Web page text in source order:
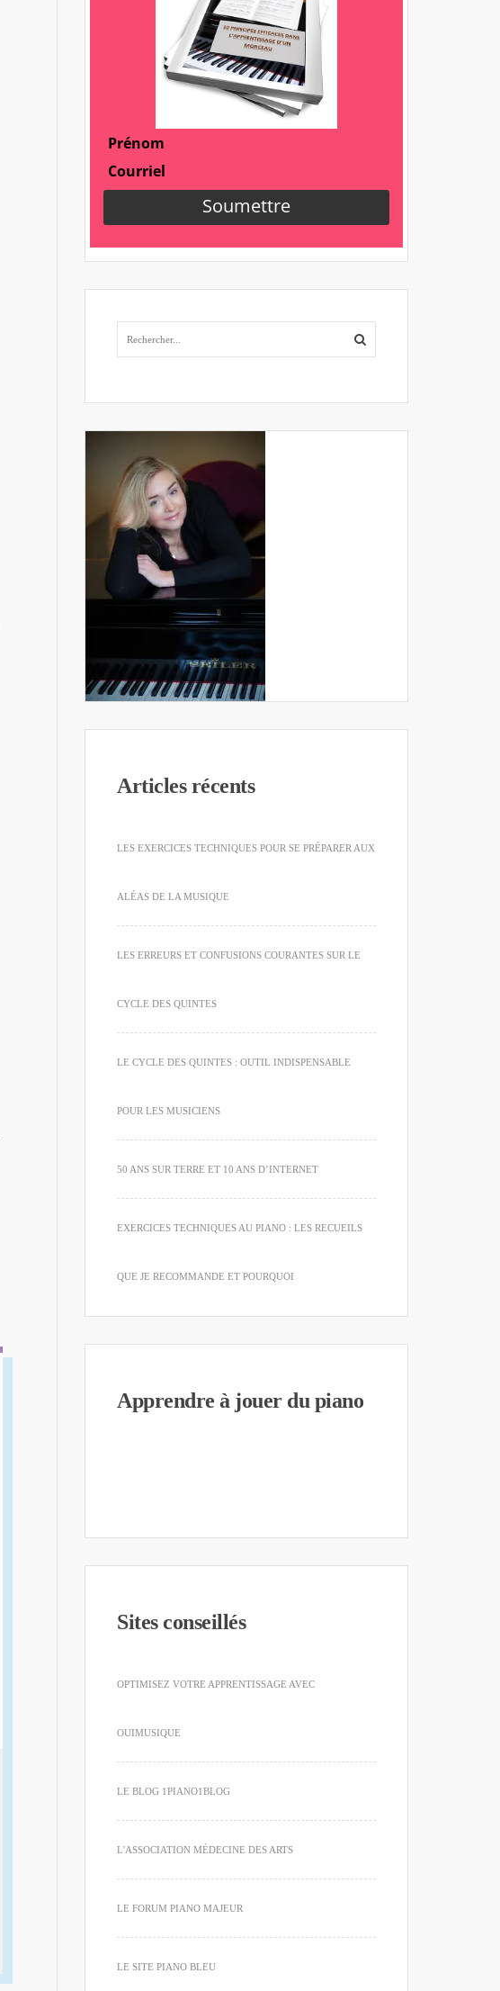
Articles récents
LES EXERCICES TECHNIQUES POUR SE PRÉPARER AUX
ALÉAS DE LA MUSIQUE
LES ERREURS ET CONFUSIONS COURANTES SUR LE
CYCLE DES QUINTES
LE CYCLE DES QUINTES : OUTIL INDISPENSABLE
POUR LES MUSICIENS
50 ANS SUR TERRE ET 10 ANS D’INTERNET
EXERCICES TECHNIQUES AU PIANO : LES RECUEILS
QUE JE RECOMMANDE ET POURQUOI
Apprendre à jouer du piano
Sites conseillés
OPTIMISEZ VOTRE APPRENTISSAGE AVEC
OUIMUSIQUE
LE BLOG 1PIANO1BLOG
L'ASSOCIATION MÉDECINE DES ARTS
LE FORUM PIANO MAJEUR
LE SITE PIANO BLEU